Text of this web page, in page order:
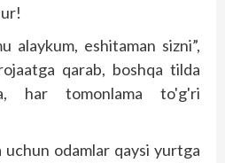
alaykum, eshitaman sizni”,
qarab, boshqa tilda
har tomonlama to'g'ri
uchun odamlar qaysi yurtga